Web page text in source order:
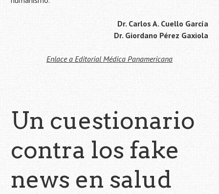
Dr. Carlos A. Cuello García
Dr. Giordano Pérez Gaxiola
Enlace a Editorial Médica Panamericana
Un cuestionario
contra los fake
news en salud